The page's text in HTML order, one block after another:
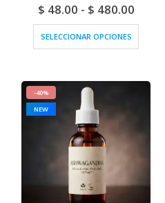
$ 48.00 - $ 480.00
SELECCIONAR OPCIONES
-40%
NEW